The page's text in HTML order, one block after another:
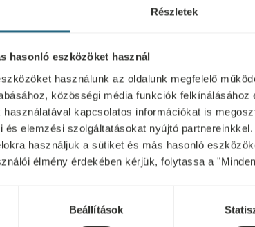
Részletek
hasonló eszközöket használ
használunk az oldalunk megfelelő
közösségi média funkciók felkínálásához
használatával kapcsolatos információkat is
és elemzési szolgáltatásokat nyújtó
használjuk a sütiket és más hasonló
élmény érdekében kérjük, folytassa a
Beállítások
6 ensana